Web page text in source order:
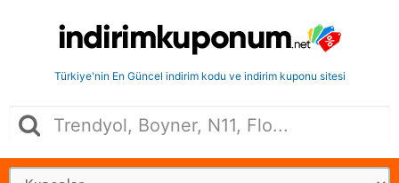
Türkiye'nin En Güncel indirim kodu ve indirim kuponu sitesi